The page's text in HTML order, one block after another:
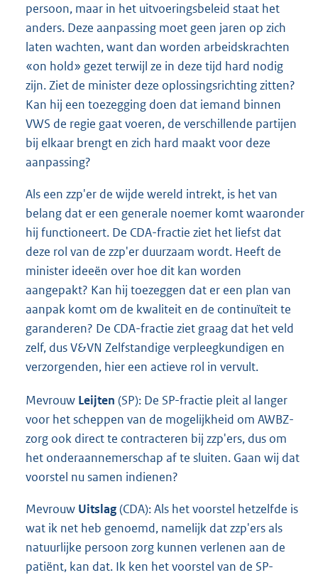
persoon, maar in het uitvoeringsbeleid staat het
anders. Deze aanpassing moet geen jaren op zich
laten wachten, want dan worden arbeidskrachten
«on hold» gezet terwijl ze in deze tijd hard nodig
zijn. Ziet de minister deze oplossingsrichting zitten?
Kan hij een toezegging doen dat iemand binnen
VWS de regie gaat voeren, de verschillende partijen
bij elkaar brengt en zich hard maakt voor deze
aanpassing?
Als een zzp'er de wijde wereld intrekt, is het van
belang dat er een generale noemer komt waaronder
hij functioneert. De CDA-fractie ziet het liefst dat
deze rol van de zzp'er duurzaam wordt. Heeft de
minister ideeën over hoe dit kan worden
aangepakt? Kan hij toezeggen dat er een plan van
aanpak komt om de kwaliteit en de continuïteit te
garanderen? De CDA-fractie ziet graag dat het veld
zelf, dus V&VN Zelfstandige verpleegkundigen en
verzorgenden, hier een actieve rol in vervult.
Mevrouw Leijten (SP): De SP-fractie pleit al langer
voor het scheppen van de mogelijkheid om AWBZ-
zorg ook direct te contracteren bij zzp'ers, dus om
het onderaannemerschap af te sluiten. Gaan wij dat
voorstel nu samen indienen?
Mevrouw Uitslag(CDA): Als het voorstel hetzelfde is
wat ik net heb genoemd, namelijk dat zzp'ers als
natuurlijke persoon zorg kunnen verlenen aan de
patiënt, kan dat. Ik ken het voorstel van de SP-